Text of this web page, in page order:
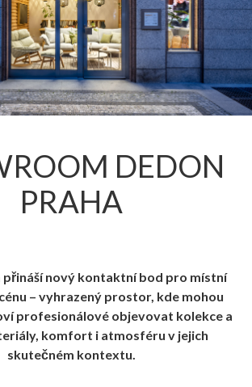
DEDON
PRAHA
přináší nový kontaktní bod pro místní
– vyhrazený prostor, kde mohou
profesionálové objevovat kolekce a
komfort i atmosféru v jejich
skutečném kontextu.